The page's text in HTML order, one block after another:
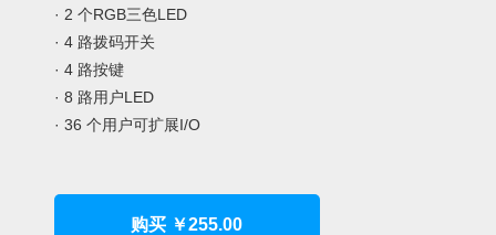
· 2 个RGB三色LED
· 4 路拨码开关
· 4 路按键
· 8 路用户LED
· 36 个用户可扩展I/O
购买 ￥255.00